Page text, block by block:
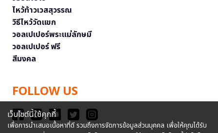
ไหว้ท้าวเวสสุวรรณ
วิธีไหว้วัดแขก
วอลเปเปอร์พระแม่ลักษมี
วอลเปเปอร์ ฟรี
สีมงคล
FOLLOW US
เว็บไซต์นี้ใช้คุกกี้
เพื่อการนำเสนอเนื้อหาที่ดี รวมถึงการจัดการข้อมูลส่วนบุคคล เพื่อให้คุณได้รับ